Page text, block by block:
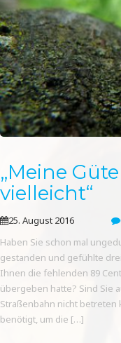
„Meine
vielleicht“
25. August 2016
Haben Sie schon mal
gestanden und gefühlte
Ihnen die fehlenden 89
übergeben hatte? Sind Sie
Straßenbahn nicht betreten
benötigt, um die […]